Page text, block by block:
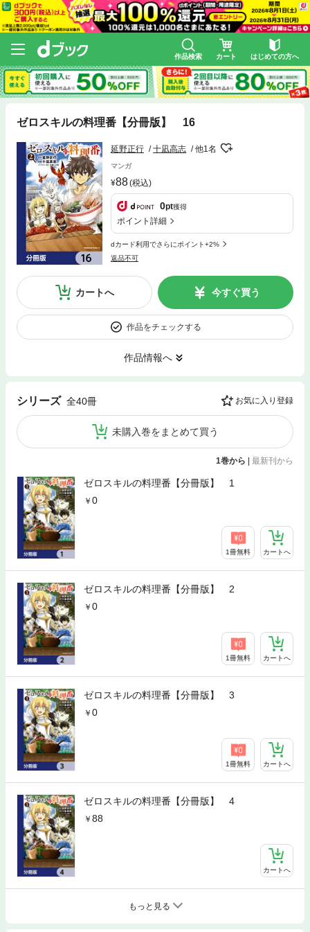
作品検索 カート はじめての方へ
ゼロスキルの料理番【分冊版】 16
延野正行 十凪高志 他1名
マンガ
88(税込)
0pt獲得
ポイント詳細
dカード利用でさらにポイント+2%
返品不可
カートへ 今すぐ買う
作品をチェックする
作品情報へ
シリーズ 全40冊 お気に入り登録
未購入巻をまとめて買う
1巻から | 最新刊から
ゼロスキルの料理番【分冊版】 1
0
1冊無料 カートへ
ゼロスキルの料理番【分冊版】 2
0
1冊無料 カートへ
ゼロスキルの料理番【分冊版】 3
0
1冊無料 カートへ
ゼロスキルの料理番【分冊版】 4
88
カートへ
もっと見る